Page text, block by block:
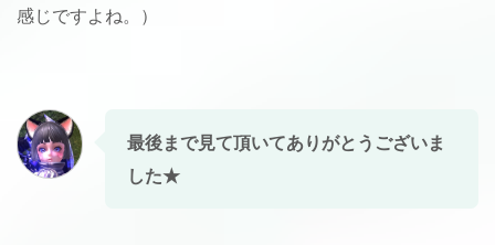
感じですよね。）
最後まで見て頂いてありがとうございま
した★